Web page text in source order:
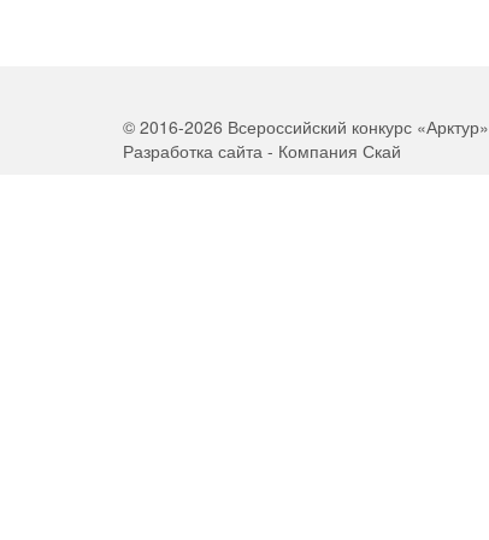
© 2016-2026 Всероссийский конкурс «Арктур»
Разработка сайта - Компания Скай